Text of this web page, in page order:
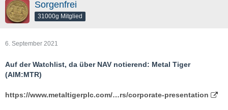
Sorgenfrei
31000g Mitglied
6. September 2021
Auf der Watchlist, da über NAV notierend: Metal Tiger
(AIM:MTR)
https://www.metaltigerplc.com/…rs/corporate-presentation